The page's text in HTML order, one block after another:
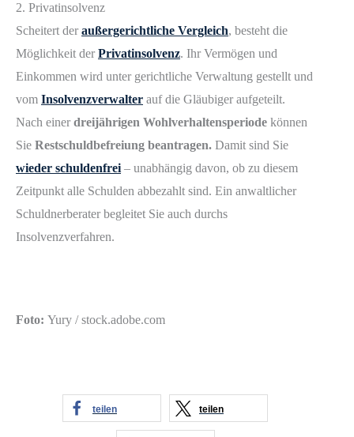
2. Privatinsolvenz
Scheitert der außergerichtliche Vergleich, besteht die
Möglichkeit der Privatinsolvenz. Ihr Vermögen und
Einkommen wird unter gerichtliche Verwaltung gestellt und
vom Insolvenzverwalter auf die Gläubiger aufgeteilt.
Nach einer dreijährigen Wohlverhaltensperiode können
Sie Restschuldbefreiung beantragen. Damit sind Sie
wieder schuldenfrei – unabhängig davon, ob zu diesem
Zeitpunkt alle Schulden abbezahlt sind. Ein anwaltlicher
Schuldnerberater begleitet Sie auch durchs
Insolvenzverfahren.
Foto: Yury / stock.adobe.com
teilen teilen